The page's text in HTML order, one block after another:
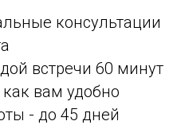
консультации
встречи 60 минут
вам удобно
- до 45 дней